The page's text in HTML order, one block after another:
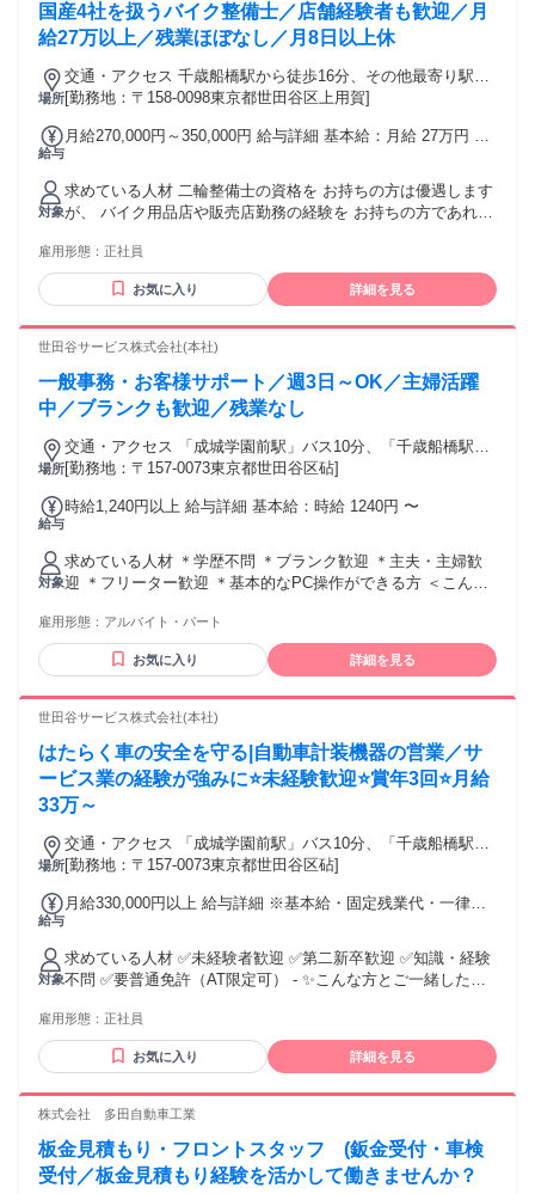
についた、 「相手の小さな変化に気づく力」。 それって実
は、営業でいちばん大事な “聞く力”なんです。 相手の話をち
験よりも“気づける感性”が大切です。 ◆信頼を積み重ねる力
この仕事は、 ガツガツ売る営業ではなく、 「また話したい」
に、 お客様にとっての “頼れるパートナー”になれます。 気づ
できていきます。 - ✨働く人たちの声 - ■Aさん 「売上目標に
追われることがないので、 焦らずじっくりお客様と向き合え
の仕事をしていて良かったなと思います。」 ■Tさん 「以前の
会社では正直、 売上を上げるために行動をせざるを 得ないと
ころがありました。 当社に入社してから、 そのプレッシャー
れるものを売ることができ、 気持ちよく働けています。
国産4社を扱うバイク整備士／店舗経験者も歓迎／月
給27万以上／残業ほぼなし／月8日以上休
場所
交通・アクセス 千歳船橋駅から徒歩16分、その他最寄り駅：
祖師ケ谷大蔵駅・用賀駅
[勤務地：〒158-0098東京都世田谷区上用賀]
給与
月給270,000円～350,000円 給与詳細 基本給：月給 27万円 〜
れる通勤・皆勤・家族手当金額：なし 全員に一律で支払われ
るその他手当金額：なし ※固定残業代なし ※残業が発生した
場合は別途支給します ※経験・スキルを考慮のうえ決定しま
す
対象
求めている人材 二輪整備士の資格を お持ちの方は優遇します
が、 バイク用品店や販売店勤務の経験を お持ちの方であれば
40代の中高年も活躍中 ＜ 必須要件 ＞ ◎二輪自動車免許必須
◎バイクが好きで、 仕事として深く関わっていきたい方 ◎二
輪整備士の資格、または バイク用品店・販売店での勤務経験
浅い方、 ブランクがある方も歓迎 ●バイク好きの仲間と、 好
夫しながら整備に取り組みたい方 ●専門知識を深めながら、
自己成長を実感できる仕事がしたい方 ●業務終了後に自分の
検索している方も歓迎 ／ 整備士、バイク整備士、バイク、二
輪整備、 サービスエンジニア、整備、オートバイ、 機械メン
雇用形態： 正社員
お気に入り 詳細を見る
世田谷サービス株式会社(本社)
一般事務・お客様サポート／週3日～OK／主婦活躍
中／ブランクも歓迎／残業なし
場所
交通・アクセス 「成城学園前駅」バス10分、「千歳船橋駅」
バス4分
[勤務地：〒157-0073東京都世田谷区砧]
給与
時給1,240円以上 給与詳細 基本給：時給 1240円 〜
対象
求めている人材 ＊学歴不問 ＊ブランク歓迎 ＊主夫・主婦歓
迎 ＊フリーター歓迎 ＊基本的なPC操作ができる方 ＜こんな
営業や接客のご経験者歓迎 ・運送、運輸業界での勤務経験が
ある方 ・お客様へのご案内､日程調整できる方
雇用形態： アルバイト・パート
お気に入り 詳細を見る
世田谷サービス株式会社(本社)
はたらく車の安全を守る|自動車計装機器の営業／サ
ービス業の経験が強みに⭐未経験歓迎⭐賞年3回⭐月給
33万～
場所
交通・アクセス 「成城学園前駅」バス10分、「千歳船橋駅」
バス4分
[勤務地：〒157-0073東京都世田谷区砧]
給与
月給330,000円以上 給与詳細 ※基本給・固定残業代・一律手
月あたり5万9670円 〜（固定残業時間：1ヶ月あたり30時間）
固定残業時間を超えた勤務時間については別途残業代を支給
する 【一律手当】 全員に一律で支払われる通勤・皆勤・家族
手当金額：なし 全員に一律で支払われるその他手当金額：あ
(扶養義務のある配偶者：1万円、18歳未満の子ども1人あたり
5000円) ・資格手当 ・交通費全額支給 ※経験者の方は別途優
遇措置あり（経験・スキル考慮） 【昇給】 有 【賞与】 年３
回 特別賞与＊業績による
対象
求めている人材 ✅未経験者歓迎 ✅第二新卒歓迎 ✅知識・経験
不問 ✅要普通免許（AT限定可） - ✨こんな方とご一緒したい
務経験のある方優遇（業界不問） ・安定企業でじっくり成長
したい方 ・自動車・メカニックが好きな方 ・こつこつと物事
に取り組める方 ・気になったことはトコトン調べたい方 - ✨
ニケーションを取ってきた あなたの経験は、 この仕事にもっ
ビス業で身についた、 お客様の表情や声の トーンから気持ち
を察する力。 それが、この仕事では “聞く力”として大きな武
雇用形態： 正社員
お気に入り 詳細を見る
株式会社 多田自動車工業
板金見積もり・フロントスタッフ (鈑金受付・車検
受付／板金見積もり経験を活かして働きませんか？